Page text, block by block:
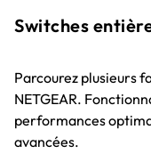
Switches
Parcourez plusieurs
NETGEAR.
performances
avancées.